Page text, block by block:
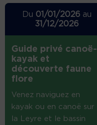
Du 01/01/2026au
31/12/2026
Guide privé canoë-
kayak et
découverte faune
flore
Venez naviguez en
kayak ou en canoë sur
la Leyre et le bassin